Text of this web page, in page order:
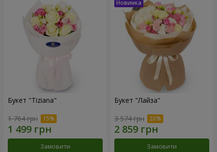
Букет "Tiziana"
1 764 грн
Замовити
Букет "Лайза"
3 574 грн
Замовити